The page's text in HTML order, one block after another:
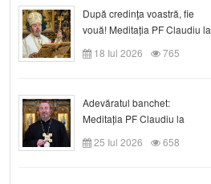
După credinţa voastră, fie
vouă! Meditația PF Claudiu la
duminica a VII-a după Rusalii
18 Iul 2026 765
Adevăratul banchet:
Meditația PF Claudiu la
Duminica a VIII-a după
Rusalii
25 Iul 2026 658